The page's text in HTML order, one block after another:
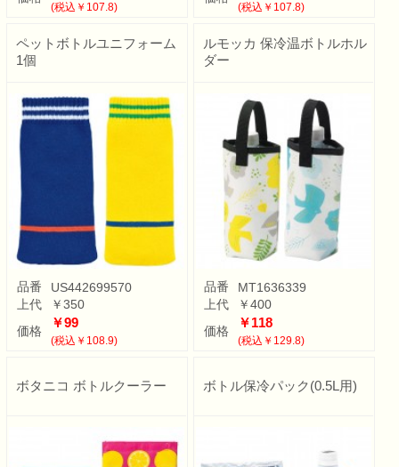
(税込￥107.8) (税込￥107.8)
ペットボトルユニフォーム
1個
品番
US442699570
上代
￥350
価格
￥99
(税込￥108.9)
ルモッカ 保冷温ボトルホル
ダー
品番
MT1636339
上代
￥400
価格
￥118
(税込￥129.8)
ボタニコ ボトルクーラー ボトル保冷パック(0.5L用)